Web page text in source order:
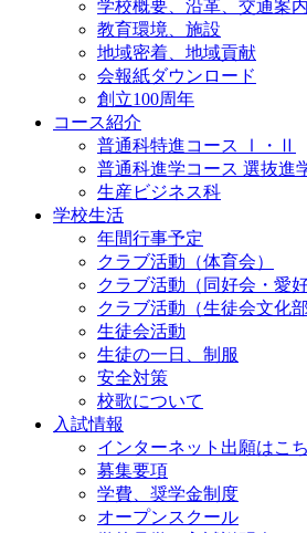
学校概要、沿革、交通案内
教育環境、施設
地域密着、地域貢献
会報紙ダウンロード
創立100周年
コース紹介
普通科特進コース Ⅰ・Ⅱ
普通科進学コース 選抜進
生産ビジネス科
学校生活
年間行事予定
クラブ活動（体育会）
クラブ活動（同好会・愛好
クラブ活動（生徒会文化部
生徒会活動
生徒の一日、制服
安全対策
校歌について
入試情報
インターネット出願はこ
募集要項
学費、奨学金制度
オープンスクール